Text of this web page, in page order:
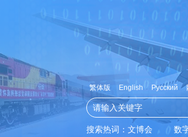
繁体版 English Русский
搜索热词： 文博会 数